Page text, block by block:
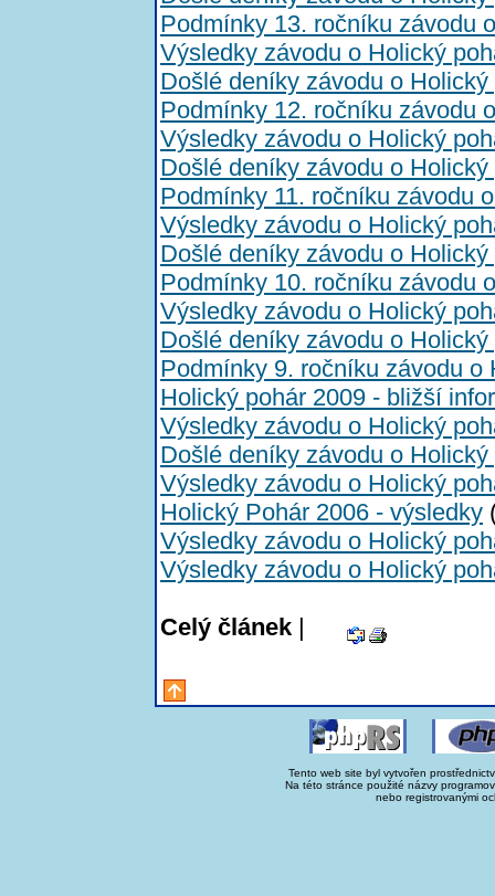
Podmínky 13. ročníku závodu
Výsledky závodu o Holický
Došlé deníky závodu o Holický
Podmínky 12. ročníku závodu
Výsledky závodu o Holický
Došlé deníky závodu o Holický
Podmínky 11. ročníku závodu
Výsledky závodu o Holický
Došlé deníky závodu o Holický
Podmínky 10. ročníku závodu
Výsledky závodu o Holický
Došlé deníky závodu o Holický
Podmínky 9. ročníku závodu o
Holický pohár 2009 - bližší
Výsledky závodu o Holický
Došlé deníky závodu o Holický
Výsledky závodu o Holický
Holický Pohár 2006 - výsledky
Výsledky závodu o Holický
Výsledky závodu o Holický
Celý článek |
Tento web site byl vytvořen
Na této stránce použité názvy
nebo registrovanými